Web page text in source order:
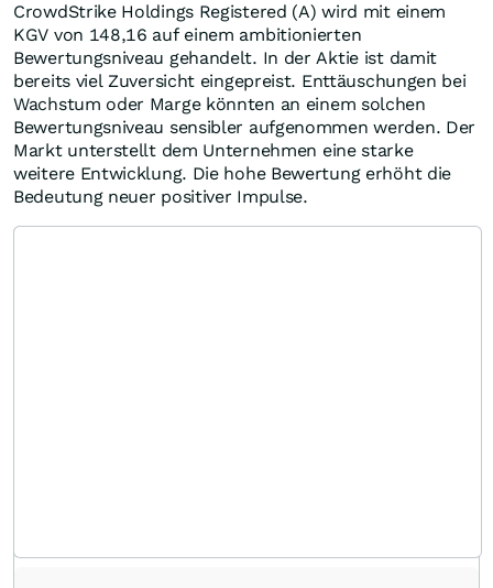
CrowdStrike Holdings Registered (A) wird mit einem
KGV von 148,16 auf einem ambitionierten
Bewertungsniveau gehandelt. In der Aktie ist damit
bereits viel Zuversicht eingepreist. Enttäuschungen bei
Wachstum oder Marge könnten an einem solchen
Bewertungsniveau sensibler aufgenommen werden. Der
Markt unterstellt dem Unternehmen eine starke
weitere Entwicklung. Die hohe Bewertung erhöht die
Bedeutung neuer positiver Impulse.